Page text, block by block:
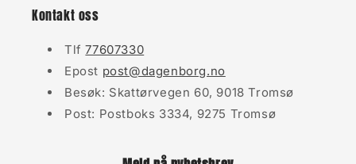
Kontakt oss
Tlf77607330
Epost post@dagenborg.no
Besøk: Skattørvegen 60, 9018 Tromsø
Post: Postboks 3334, 9275 Tromsø